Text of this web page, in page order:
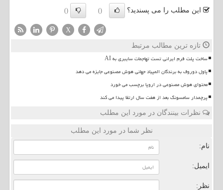
این مطلب را می پسندید؟ ()
()
X
تازه ترین مطالب مرتبط
ساخت پلت فرم ایرانی تست تهاجمات سایبری به AI
پاول دوروف به برندگان المپیاد جهانی هوش مصنوعی جایزه می دهد
محتوای هوش مصنوعی در اروپا برچسب می خورد
پرچمدار سامسونگ بعد از هفت سال ارتقا پیدا می کند
نظرات بینندگان در مورد این مطلب
نظر شما در مورد این مطلب
نام:
ایمیل:
نظر: